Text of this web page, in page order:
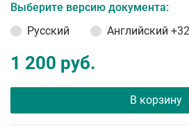
Выберите версию документа:
Русский
Английский
1 200 руб.
В корзину